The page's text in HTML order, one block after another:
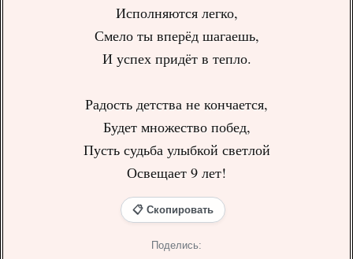
Исполняются легко,
Смело ты вперёд шагаешь,
И успех придёт в тепло.
Радость детства не кончается,
Будет множество побед,
Пусть судьба улыбкой светлой
Освещает 9 лет!
📋 Скопировать
Поделись: